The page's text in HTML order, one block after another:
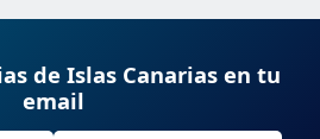
de Islas Canarias en tu
email